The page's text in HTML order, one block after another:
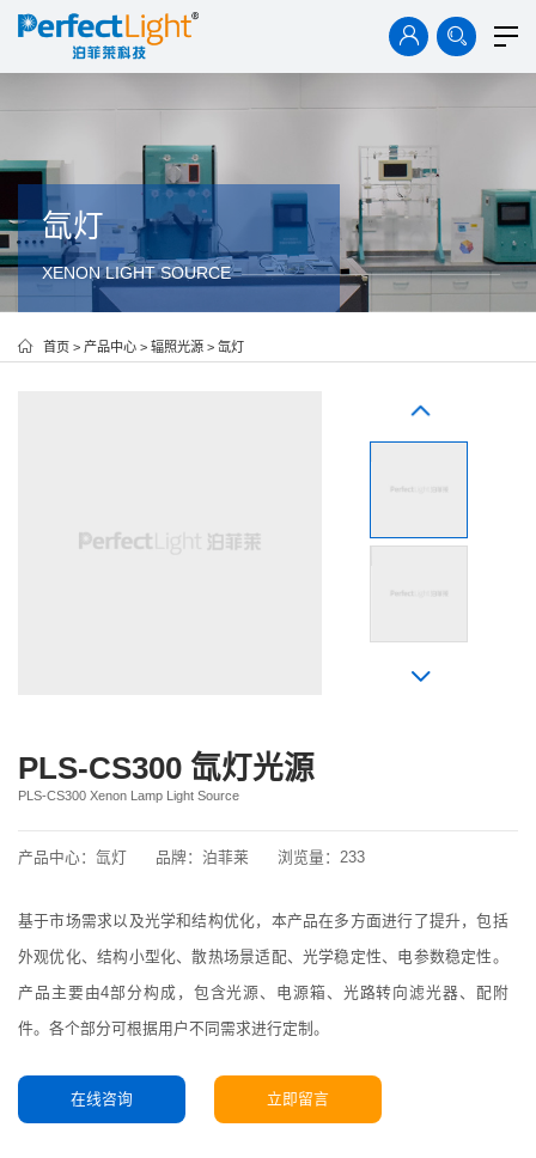
产品中心 解决方案 技术资料 案例中心
新闻中心 关于我们
氙灯
XENON LIGHT SOURCE
首页 > 产品中心 > 辐照光源 > 氙灯
PLS-CS300 氙灯光源
PLS-CS300 Xenon Lamp Light Source
产品中心： 氙灯 品牌： 泊菲莱 浏览量： 233
基于市场需求以及光学和结构优化，本产品在多方面进行了提升，包括
外观优化、结构小型化、散热场景适配、光学稳定性、电参数稳定性。
产品主要由4部分构成，包含光源、电源箱、光路转向滤光器、配附
件。各个部分可根据用户不同需求进行定制。
在线咨询 立即留言